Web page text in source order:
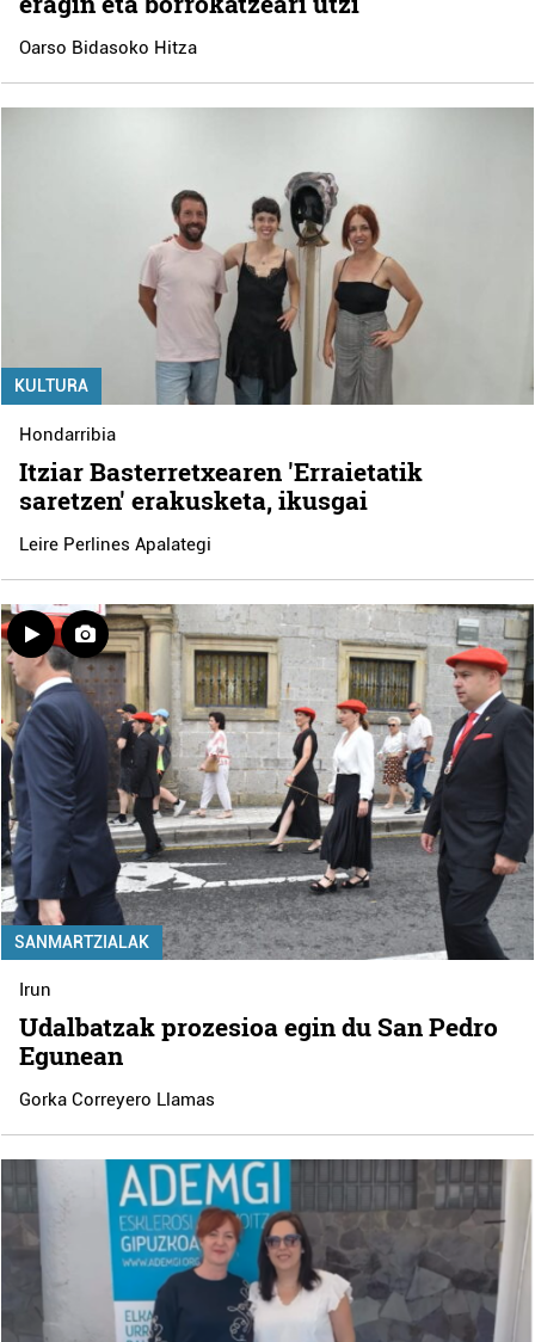
Oarso Bidasoko Hitza
KULTURA
Hondarribia
Itziar Basterretxearen 'Erraietatik
saretzen' erakusketa, ikusgai
Leire Perlines Apalategi
SANMARTZIALAK
Irun
Udalbatzak prozesioa egin du San Pedro
Egunean
Gorka Correyero Llamas